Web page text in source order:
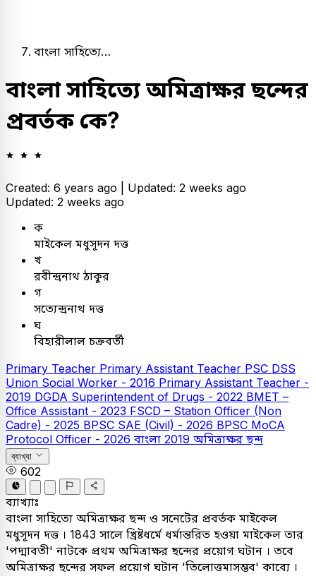
বাংলা সাহিত্যে…
বাংলা সাহিত্যে অমিত্রাক্ষর ছন্দের
প্রবর্তক কে?
Created: 6 years ago | Updated: 2 weeks ago
Updated: 2 weeks ago
ক
মাইকেল মধুসূদন দত্ত
খ
রবীন্দ্রনাথ ঠাকুর
গ
সত্যেন্দ্রনাথ দত্ত
ঘ
বিহারীলাল চক্রবর্তী
Primary Teacher Primary Assistant Teacher PSC DSS
Union Social Worker - 2016 Primary Assistant Teacher -
2019 DGDA Superintendent of Drugs - 2022 BMET –
Office Assistant - 2023 FSCD – Station Officer (Non
Cadre) - 2025 BPSC SAE (Civil) - 2026 BPSC MoCA
Protocol Officer - 2026 বাংলা 2019 অমিত্রাক্ষর ছন্দ
ব্যাখ্যা
602
ব্যাখ্যাঃ
বাংলা সাহিত্যে অমিত্রাক্ষর ছন্দ ও সনেটের প্রবর্তক মাইকেল
মধুসূদন দত্ত । 1843 সালে খ্রিষ্টধর্মে ধর্মান্তরিত হওয়া মাইকেল তার
'পদ্মাবতী' নাটকে প্রথম অমিত্রাক্ষর ছন্দের প্রয়োগ ঘটান । তবে
অমিত্রাক্ষর ছন্দের সফল প্রয়োগ ঘটান 'তিলোত্তমাসম্ভব' কাব্যে ।